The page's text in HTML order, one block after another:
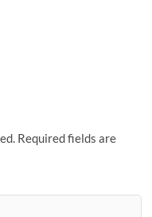
Required fields are